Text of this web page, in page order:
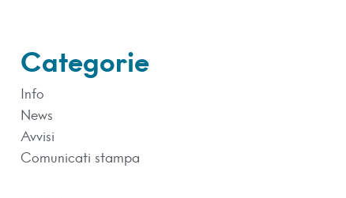
Categorie
Info
News
Avvisi
Comunicati stampa